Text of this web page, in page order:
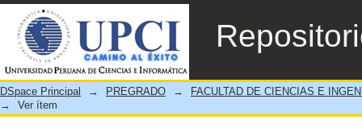
“SISTEMATIZACIÓN DE PROCESOS
INMUEBLES DE LA EMPRESA JBS
DSpace Principal → PREGRADO →
FACULTAD DE CIENCIAS E
→
Ver ítem